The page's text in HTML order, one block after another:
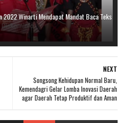
2022 Winarti Mendapat Mandat Baca Teks
NEXT
Songsong Kehidupan Normal Baru,
Kemendagri Gelar Lomba Inovasi Daerah
agar Daerah Tetap Produktif dan Aman